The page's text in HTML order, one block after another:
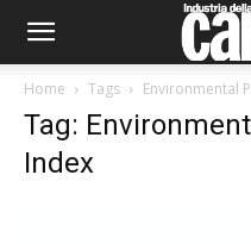
Home Tags Environmental
Tag:
Index